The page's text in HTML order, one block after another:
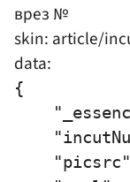
врез №
skin: article/
data:
{